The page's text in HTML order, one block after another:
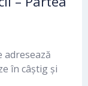
adresează
în câștig și